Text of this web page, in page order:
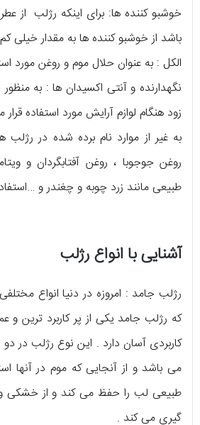
خوشبو کننده ها: برای اینکه رژلب از
باشد از خوشبو کننده ها به مقدار خیلی
الکل : به عنوان حلال موم و روغن مورد
نگهدارنده و آنتی اکسیدان ها : به
زود هنگام لوازم آرایش مورد استفاده
به غیر از موارد نام برده شده در رژلب
طبیعی مانند زرد چوبه و چغندر و
آشنایی با انواع رژلب
رژلب جامد : امروزه در دنیا انواع
که رژلب جامد یکی از پر کاربرد ترین و
کاربردی آسان دارد . این نوع رژلب در
می باشد و از آنجایی که موم در آنها
طبیعی لب را حفظ می کند و از
گیری می کند .